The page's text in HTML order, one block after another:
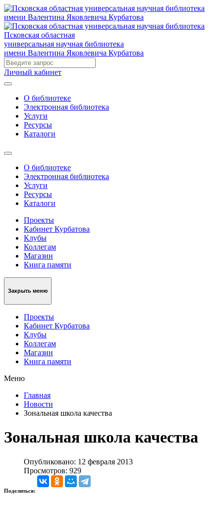
Псковская областная
универсальная научная библиотека
имени Валентина Яковлевича Курбатова
Личный кабинет
О библиотеке
Электронная библиотека
Услуги
Ресурсы
Каталоги
О библиотеке
Электронная библиотека
Услуги
Ресурсы
Каталоги
Проекты
Кабинет Курбатова
Клубы
Коллегам
Магазин
Книга памяти
Закрыть меню
Проекты
Кабинет Курбатова
Клубы
Коллегам
Магазин
Книга памяти
Меню
Главная
Новости
Зональная школа качества
Зональная школа качества
Опубликовано: 12 февраля 2013
Просмотров: 929
Поделиться: